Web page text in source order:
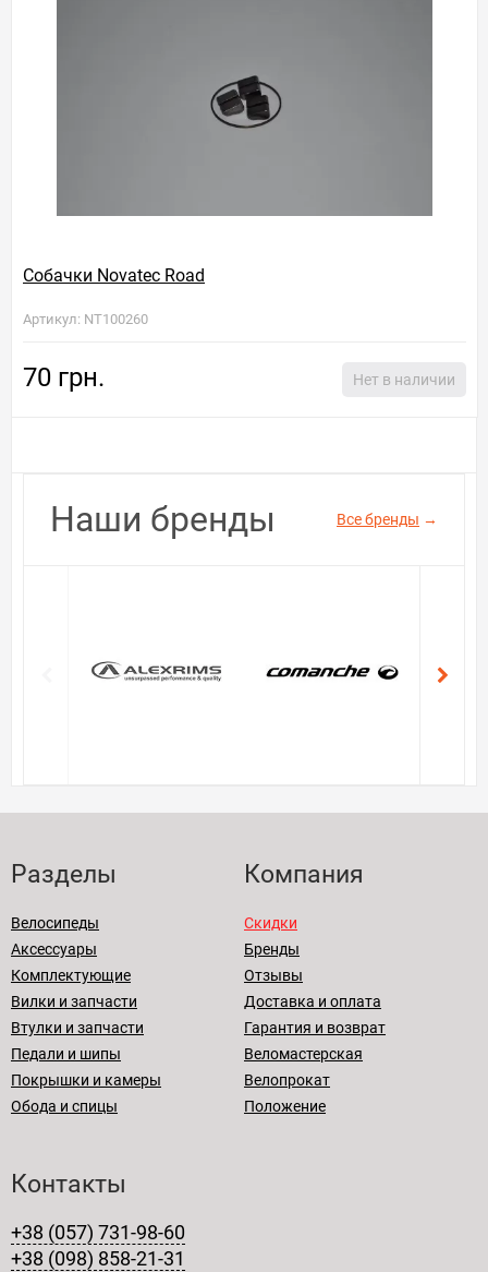
Собачки Novatec Road
Артикул: NT100260
70 грн. Нет в наличии
Наши бренды Все бренды →
Разделы
Велосипеды
Аксессуары
Комплектующие
Вилки и запчасти
Втулки и запчасти
Педали и шипы
Покрышки и камеры
Обода и спицы
Компания
Скидки
Бренды
Отзывы
Доставка и оплата
Гарантия и возврат
Веломастерская
Велопрокат
Положение
Контакты
+38 (057) 731-98-60
+38 (098) 858-21-31